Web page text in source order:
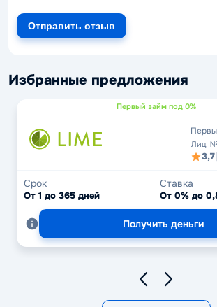
Отправить отзыв
Избранные предложения
Первый займ под 0%
Лиц. №
3,7|
Срок
От 1 до 365 дней
Ставка
От 0% до
Получить деньги